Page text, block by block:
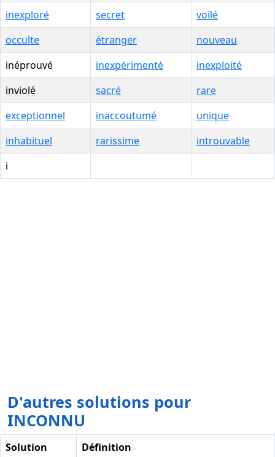
inexploré
secret
voilé
occulte
étranger
nouveau
inéprouvé
inexpérimenté
inexploité
inviolé
sacré
rare
exceptionnel
inaccoutumé
unique
inhabituel
rarissime
introuvable
i
D'autres solutions pour
INCONNU
Solution Définition